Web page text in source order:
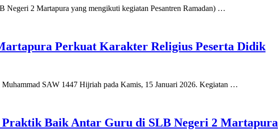
Negeri 2 Martapura yang mengikuti kegiatan Pesantren Ramadan) …
Perkuat Karakter Religius Peserta Didik
SAW 1447 Hijriah pada Kamis, 15 Januari 2026. Kegiatan …
Baik Antar Guru di SLB Negeri 2 Martapura